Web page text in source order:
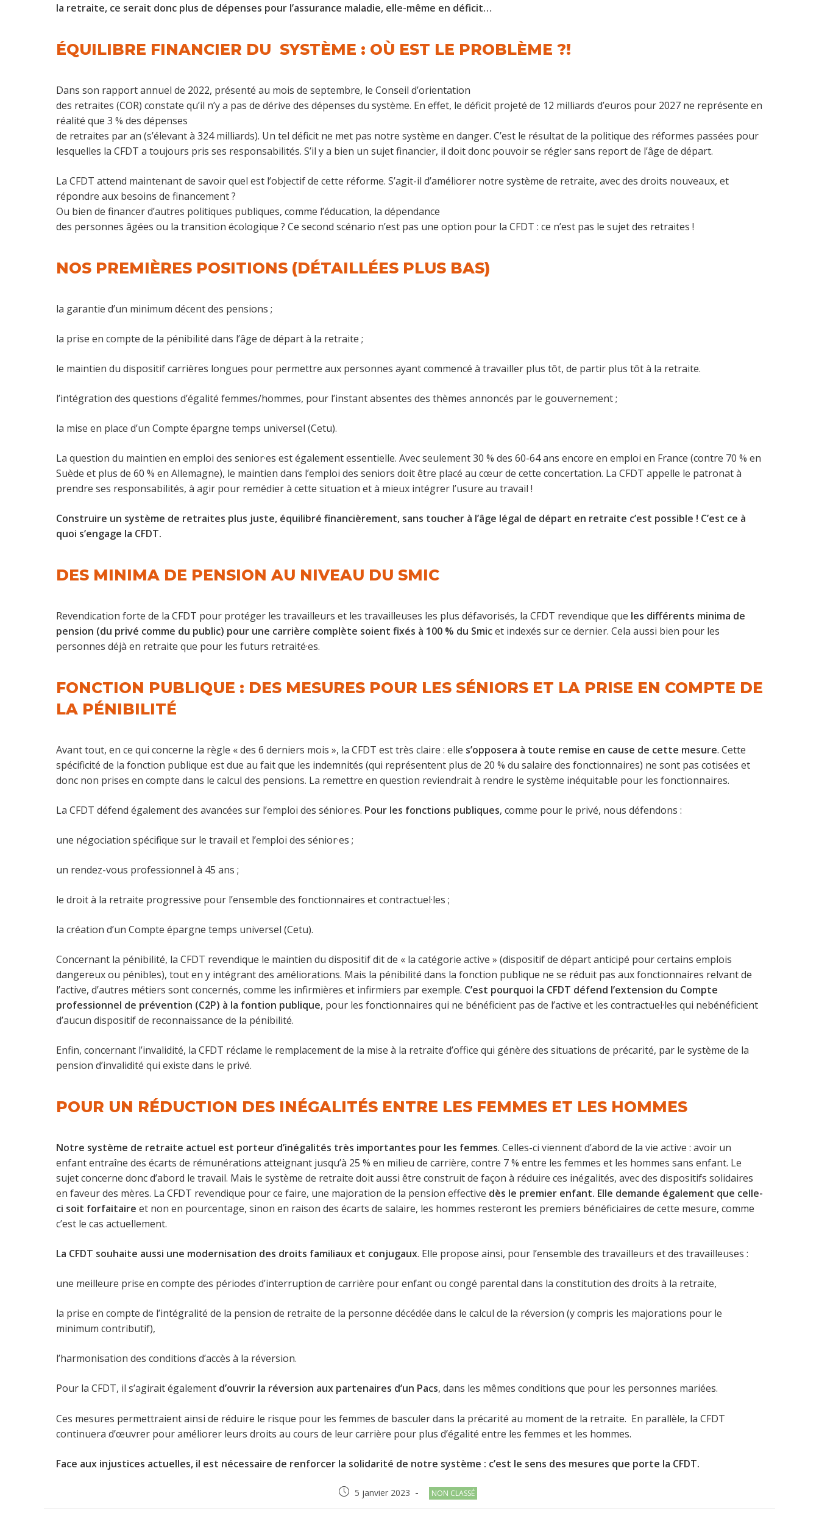
la retraite, ce serait donc plus de dépenses pour l’assurance maladie, elle-même en déficit…
ÉQUILIBRE FINANCIER DU SYSTÈME : OÙ EST LE PROBLÈME ?!
Dans son rapport annuel de 2022, présenté au mois de septembre, le Conseil d’orientation
des retraites (COR) constate qu’il n’y a pas de dérive des dépenses du système. En effet, le déficit projeté de 12 milliards d’euros pour 2027 ne représente en
réalité que 3 % des dépenses
de retraites par an (s’élevant à 324 milliards). Un tel déficit ne met pas notre système en danger. C’est le résultat de la politique des réformes passées pour
lesquelles la CFDT a toujours pris ses responsabilités. S’il y a bien un sujet financier, il doit donc pouvoir se régler sans report de l’âge de départ.
La CFDT attend maintenant de savoir quel est l’objectif de cette réforme. S’agit-il d’améliorer notre système de retraite, avec des droits nouveaux, et
répondre aux besoins de financement ?
Ou bien de financer d’autres politiques publiques, comme l’éducation, la dépendance
des personnes âgées ou la transition écologique ? Ce second scénario n’est pas une option pour la CFDT : ce n’est pas le sujet des retraites !
NOS PREMIÈRES POSITIONS (DÉTAILLÉES PLUS BAS)
la garantie d’un minimum décent des pensions ;
la prise en compte de la pénibilité dans l’âge de départ à la retraite ;
le maintien du dispositif carrières longues pour permettre aux personnes ayant commencé à travailler plus tôt, de partir plus tôt à la retraite.
l’intégration des questions d’égalité femmes/hommes, pour l’instant absentes des thèmes annoncés par le gouvernement ;
la mise en place d’un Compte épargne temps universel (Cetu).
La question du maintien en emploi des senior·es est également essentielle. Avec seulement 30 % des 60-64 ans encore en emploi en France (contre 70 % en
Suède et plus de 60 % en Allemagne), le maintien dans l’emploi des seniors doit être placé au cœur de cette concertation. La CFDT appelle le patronat à
prendre ses responsabilités, à agir pour remédier à cette situation et à mieux intégrer l’usure au travail !
Construire un système de retraites plus juste, équilibré financièrement, sans toucher à l’âge légal de départ en retraite c’est possible ! C’est ce à
quoi s’engage la CFDT.
DES MINIMA DE PENSION AU NIVEAU DU SMIC
Revendication forte de la CFDT pour protéger les travailleurs et les travailleuses les plus défavorisés, la CFDT revendique que les différents minima de
pension (du privé comme du public) pour une carrière complète soient fixés à 100 % du Smicet indexés sur ce dernier. Cela aussi bien pour les
personnes déjà en retraite que pour les futurs retraité·es.
FONCTION PUBLIQUE : DES MESURES POUR LES SÉNIORS ET LA PRISE EN COMPTE DE
LA PÉNIBILITÉ
Avant tout, en ce qui concerne la règle « des 6 derniers mois », la CFDT est très claire : elle s’opposera à toute remise en cause de cette mesure. Cette
spécificité de la fonction publique est due au fait que les indemnités (qui représentent plus de 20 % du salaire des fonctionnaires) ne sont pas cotisées et
donc non prises en compte dans le calcul des pensions. La remettre en question reviendrait à rendre le système inéquitable pour les fonctionnaires.
La CFDT défend également des avancées sur l’emploi des sénior·es. Pour les fonctions publiques, comme pour le privé, nous défendons :
une négociation spécifique sur le travail et l’emploi des sénior·es ;
un rendez-vous professionnel à 45 ans ;
le droit à la retraite progressive pour l’ensemble des fonctionnaires et contractuel·les ;
la création d’un Compte épargne temps universel (Cetu).
Concernant la pénibilité, la CFDT revendique le maintien du dispositif dit de « la catégorie active » (dispositif de départ anticipé pour certains emplois
dangereux ou pénibles), tout en y intégrant des améliorations. Mais la pénibilité dans la fonction publique ne se réduit pas aux fonctionnaires relvant de
l’active, d’autres métiers sont concernés, comme les infirmières et infirmiers par exemple. C’est pourquoi la CFDT défend l’extension du Compte
professionnel de prévention (C2P) à la fontion publique, pour les fonctionnaires qui ne bénéficient pas de l’active et les contractuel·les qui nebénéficient
d’aucun dispositif de reconnaissance de la pénibilité.
Enfin, concernant l’invalidité, la CFDT réclame le remplacement de la mise à la retraite d’office qui génère des situations de précarité, par le système de la
pension d’invalidité qui existe dans le privé.
POUR UN RÉDUCTION DES INÉGALITÉS ENTRE LES FEMMES ET LES HOMMES
Notre système de retraite actuel est porteur d’inégalités très importantes pour les femmes. Celles-ci viennent d’abord de la vie active : avoir un
enfant entraîne des écarts de rémunérations atteignant jusqu’à 25 % en milieu de carrière, contre 7 % entre les femmes et les hommes sans enfant. Le
sujet concerne donc d’abord le travail. Mais le système de retraite doit aussi être construit de façon à réduire ces inégalités, avec des dispositifs solidaires
en faveur des mères. La CFDT revendique pour ce faire, une majoration de la pension effective dès le premier enfant. Elle demande également que celle-
ci soit forfaitaire et non en pourcentage, sinon en raison des écarts de salaire, les hommes resteront les premiers bénéficiaires de cette mesure, comme
c’est le cas actuellement.
La CFDT souhaite aussi une modernisation des droits familiaux et conjugaux. Elle propose ainsi, pour l’ensemble des travailleurs et des travailleuses :
une meilleure prise en compte des périodes d’interruption de carrière pour enfant ou congé parental dans la constitution des droits à la retraite,
la prise en compte de l’intégralité de la pension de retraite de la personne décédée dans le calcul de la réversion (y compris les majorations pour le
minimum contributif),
l’harmonisation des conditions d’accès à la réversion.
Pour la CFDT, il s’agirait également d’ouvrir la réversion aux partenaires d’un Pacs, dans les mêmes conditions que pour les personnes mariées.
Ces mesures permettraient ainsi de réduire le risque pour les femmes de basculer dans la précarité au moment de la retraite. En parallèle, la CFDT
continuera d’œuvrer pour améliorer leurs droits au cours de leur carrière pour plus d’égalité entre les femmes et les hommes.
Face aux injustices actuelles, il est nécessaire de renforcer la solidarité de notre système : c’est le sens des mesures que porte la CFDT.
Post5 janvier 2023
Post
NON CLASSÉ